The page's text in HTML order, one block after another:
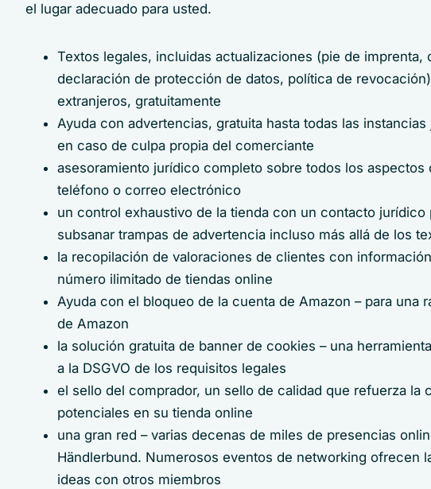
el lugar adecuado para usted.
Textos legales, incluidas actualizaciones (pie de imprenta,
declaración de protección de datos, política de
extranjeros, gratuitamente
Ayuda con advertencias, gratuita hasta todas las
en caso de culpa propia del comerciante
asesoramiento jurídico completo sobre todos los aspectos
teléfono o correo electrónico
un control exhaustivo de la tienda con un contacto jurídico
subsanar trampas de advertencia incluso más allá de los
la recopilación de valoraciones de clientes con
número ilimitado de tiendas online
Ayuda con el bloqueo de la cuenta de Amazon – para una
de Amazon
la solución gratuita de banner de cookies – una
a la DSGVO de los requisitos legales
el sello del comprador, un sello de calidad que refuerza la
potenciales en su tienda online
una gran red – varias decenas de miles de presencias
Händlerbund. Numerosos eventos de networking ofrecen
ideas con otros miembros